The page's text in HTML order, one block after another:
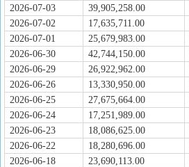
2026-07-03
39,905,258.00
2026-07-02
17,635,711.00
2026-07-01
25,679,983.00
2026-06-30
42,744,150.00
2026-06-29
26,922,962.00
2026-06-26
13,330,950.00
2026-06-25
27,675,664.00
2026-06-24
17,251,989.00
2026-06-23
18,086,625.00
2026-06-22
18,280,696.00
2026-06-18
23,690,113.00